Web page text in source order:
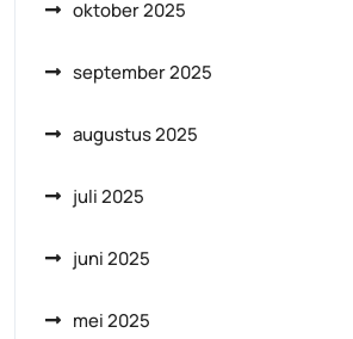
oktober 2025
september 2025
augustus 2025
juli 2025
juni 2025
mei 2025